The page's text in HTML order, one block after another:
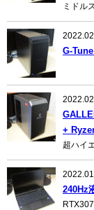
ミドル
G-
+
超ハイ
240Hz